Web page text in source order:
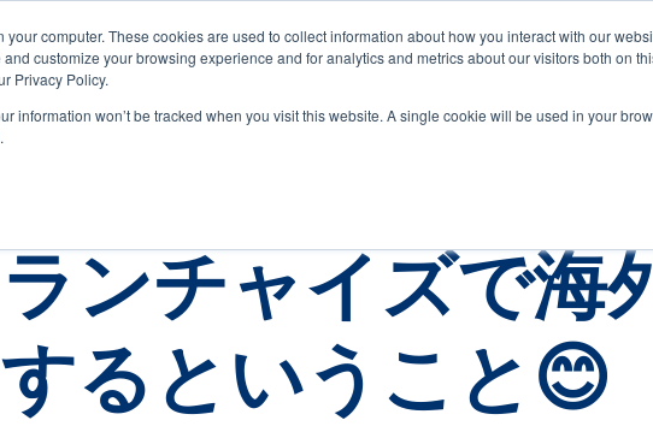
your computer. These cookies are used to collect information about how you interact with our
customize your browsing experience and for analytics and metrics about our visitors both on
Privacy Policy.
information won’t be tracked when you visit this website. A single cookie will be used in your
CEO Blog
ンチャイズで海
るということ😊